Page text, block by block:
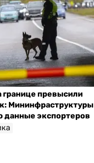
границе превысили
Мининфраструктуры
данные экспортеров